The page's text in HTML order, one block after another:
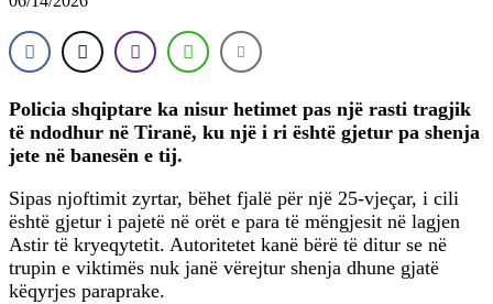
Policia shqiptare ka nisur hetimet pas një rasti tragjik
të ndodhur në Tiranë, ku një i ri është gjetur pa shenja
jete në banesën e tij.
Sipas njoftimit zyrtar, bëhet fjalë për një 25-vjeçar, i cili
është gjetur i pajetë në orët e para të mëngjesit në lagjen
Astir të kryeqytetit. Autoritetet kanë bërë të ditur se në
trupin e viktimës nuk janë vërejtur shenja dhune gjatë
këqyrjes paraprake.